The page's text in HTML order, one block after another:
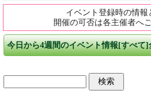
イベント登録時の情報
開催の可否は各主催者へ
今日から4週間のイベント情報[す